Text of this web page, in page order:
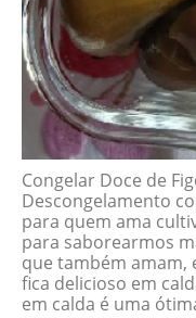
Congelar Doce de
Descongelamento
para quem ama
para saborearmos
que também amam,
fica delicioso em
em calda é uma